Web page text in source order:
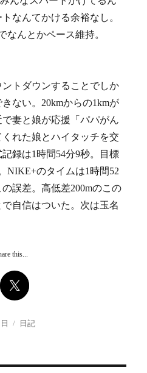
なんてかける余裕なし。
なんとかペース維持。
トダウンすることでしか
ない。20kmからの1kmが
妻と娘が応援「パパがん
れた娘とハイタッチを交
録は1時間54分9秒。目標
NIKE+のタイムは1時間52
誤差。高低差200mのこの
自信はついた。次は玉名
this...
カ
日記